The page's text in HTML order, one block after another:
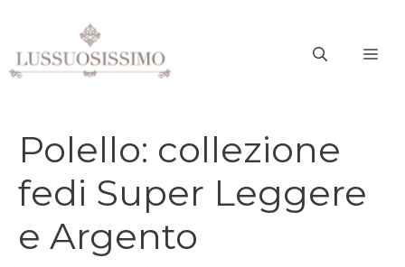
contenuto
Polello: collezione
fedi Super Leggere
e Argento